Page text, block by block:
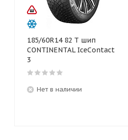
185/60R14 82 T шип
CONTINENTAL IceContact
3
Нет в наличии